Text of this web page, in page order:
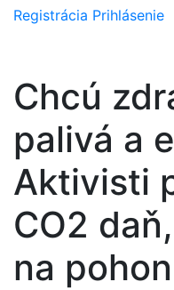
Registrácia Prihlásenie
Chcú
palivá a
Aktivisti
CO2
na